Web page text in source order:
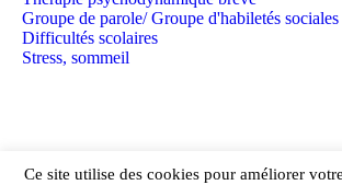
Groupe de parole/ Groupe d'habiletés sociales
Difficultés scolaires
Stress, sommeil
Ce site utilise des cookies pour améliorer